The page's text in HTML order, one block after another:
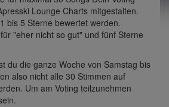
Lounge Charts mitgestalten.
bis 5 Sterne bewertet werden.
"eher nicht so gut" und fünf Sterne
du die ganze Woche von Samstag bis
also nicht alle 30 Stimmen auf
Um am Voting teilzunehmen